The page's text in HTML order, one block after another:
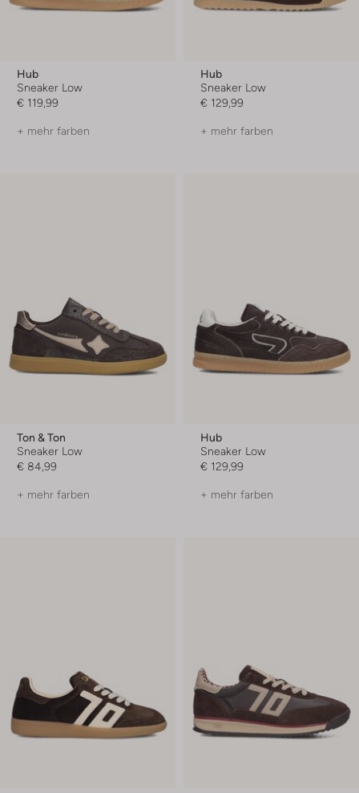
Hub
Sneaker Low
€ 119,99
+ mehr farben
Hub
Sneaker Low
€ 129,99
+ mehr farben
Ton & Ton
Sneaker Low
€ 84,99
+ mehr farben
Hub
Sneaker Low
€ 129,99
+ mehr farben